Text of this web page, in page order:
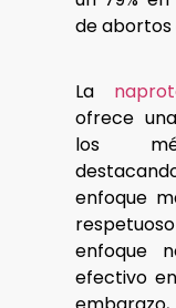
de abortos
La
ofrece
los
enfoque
enfoque
efectivo